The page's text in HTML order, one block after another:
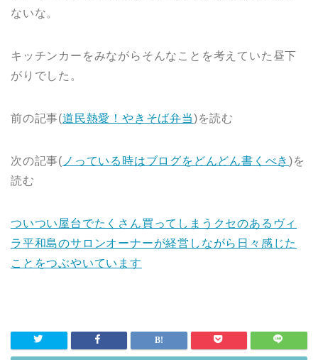
ないな。
キッチンカーをみながらそんなことを考えていた昼下
がりでした。
前の記事(道民熱愛！やきそば弁当)を読む
次の記事( ノっている時はブログをどんどん書くべき)を
読む
ついつい屋台でたくさん買ってしまうクセのあるヴィ
ラ平和島のサロンオーナーが経営しながら日々感じた
ことをつぶやいています